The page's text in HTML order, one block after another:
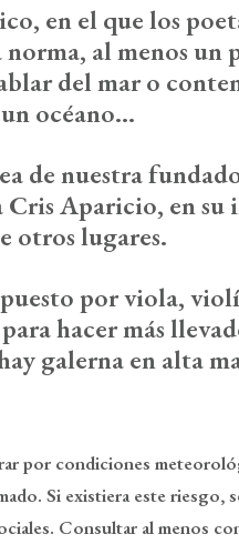
en el que los
al menos un
del mar o
océano...
de nuestra
Cris Aparicio, en su
otros lugares.
por viola,
hacer más
galerna en alta
por condiciones
Si existiera este riesgo,
Consultar al menos